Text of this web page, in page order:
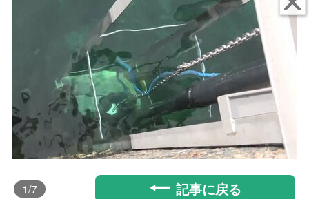
1/7 記事に戻る